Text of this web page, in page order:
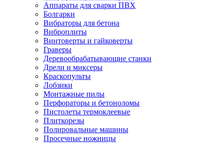
Аппараты для сварки ПВХ
Болгарки
Вибраторы для бетона
Виброплиты
Винтоверты и гайковерты
Граверы
Деревообрабатывающие станки
Дрели и миксеры
Краскопульты
Лобзики
Монтажные пилы
Перфораторы и бетоноломы
Пистолеты термоклеевые
Плиткорезы
Полировальные машины
Просечные ножницы